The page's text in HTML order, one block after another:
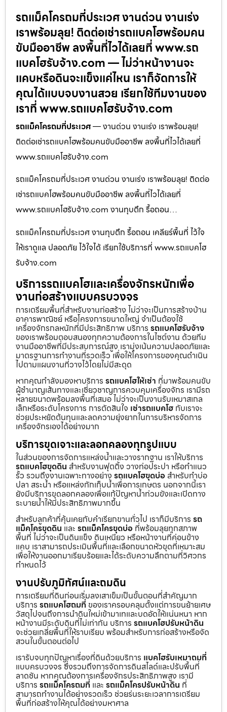
รถแม็คโครถมที่ประเวศ งานด่วน งานเร่ง
เราพร้อมลุย! ติดต่อเช่ารถแบคโฮพร้อมคน
ขับมืออาชีพ ลงพื้นที่ไวได้เลยที่ www.รถ
แบคโฮรับจ้าง.com — ไม่ว่าหน้างานจะ
แคบหรือดินจะแข็งแค่ไหน เราก็จัดการให้
คุณได้แบบจบงานสวย เรียกใช้ทีมงานของ
เราที่ www.รถแบคโฮรับจ้าง.com
รถแม็คโครถมที่ประเวศ— งานด่วน งานเร่ง เราพร้อมลุย!
ติดต่อเช่ารถแบคโฮพร้อมคนขับมืออาชีพ ลงพื้นที่ไวได้เลยที่
www.รถแบคโฮรับจ้าง.com
รถแม็คโครถมที่ประเวศ งานด่วน งานเร่ง เราพร้อมลุย! ติดต่อ
เช่ารถแบคโฮพร้อมคนขับมืออาชีพ ลงพื้นที่ไวได้เลยที่
www.รถแบคโฮรับจ้าง.com งานทุบตึก รื้อถอน…
รถแม็คโครถมที่ประเวศ งานทุบตึก รื้อถอน เคลียร์พื้นที่ ไว้ใจ
ให้เราดูแล ปลอดภัย ไว้ใจได้ เรียกใช้บริการที่ www.รถแบคโฮ
รับจ้าง.com
บริการรถแบคโฮและเครื่องจักรหนักเพื่อ
งานก่อสร้างแบบครบวงจร
การเตรียมพื้นที่สำหรับงานก่อสร้าง ไม่ว่าจะเป็นการสร้างบ้าน
อาคารพาณิชย์ หรือโครงการขนาดใหญ่ จำเป็นต้องใช้
เครื่องจักรกลหนักที่มีประสิทธิภาพ บริการ รถแบคโฮรับจ้าง
ของเราพร้อมตอบสนองทุกความต้องการในไซต์งาน ด้วยทีม
งานมืออาชีพที่มีประสบการณ์สูง เรามุ่งเน้นความปลอดภัยและ
มาตรฐานการทำงานที่รวดเร็ว เพื่อให้โครงการของคุณดำเนิน
ไปตามแผนงานที่วางไว้โดยไม่มีสะดุด
หากคุณกำลังมองหาบริการ รถแบคโฮให้เช่า ที่มาพร้อมคนขับ
ผู้ชำนาญเส้นทางและเชี่ยวชาญการควบคุมเครื่องจักร เรามีรถ
หลายขนาดพร้อมลงพื้นที่เสมอ ไม่ว่าจะเป็นงานรับเหมาสเกล
เล็กหรือระดับโครงการ การตัดสินใจ เช่ารถแบคโฮ กับเราจะ
ช่วยประหยัดต้นทุนและลดความยุ่งยากในการบริหารจัดการ
เครื่องจักรเองได้อย่างมาก
บริการขุดเจาะและลอกคลองทุกรูปแบบ
ในส่วนของการจัดการแหล่งน้ำและวางรากฐาน เราให้บริการ
รถแบคโฮขุดดิน สำหรับงานฟุตติ้ง วางท่อประปา หรือทำแนว
รั้ว รวมถึงงานเฉพาะทางอย่าง รถแบคโฮขุดบ่อ สำหรับทำบ่อ
ปลา สระน้ำ หรือแหล่งกักเก็บน้ำเพื่อการเกษตร นอกจากนี้เรา
ยังมีบริการขุดลอกคลองเพื่อแก้ปัญหาน้ำท่วมขังและเปิดทาง
ระบายน้ำให้มีประสิทธิภาพมากขึ้น
สำหรับลูกค้าที่คุ้นเคยกับคำเรียกขานทั่วไป เราก็มีบริการ รถ
แม็คโครขุดดิน และ รถแม็คโครขุดบ่อ ที่พร้อมลุยทุกสภาพ
พื้นที่ ไม่ว่าจะเป็นดินแข็ง ดินเหนียว หรือหน้างานที่ค่อนข้าง
แคบ เราสามารถประเมินพื้นที่และเลือกขนาดหัวขุดที่เหมาะสม
เพื่อให้งานออกมาเรียบร้อยและได้ระดับความลึกตามที่วิศวกร
กำหนดไว้
งานปรับภูมิทัศน์และถมดิน
การเตรียมที่ดินก่อนเริ่มลงเสาเข็มเป็นขั้นตอนที่สำคัญมาก
บริการ รถแบคโฮถมที่ ของเราครอบคลุมตั้งแต่การขนย้ายเศษ
วัสดุไปจนถึงการนำดินใหม่เข้ามาเทและบดอัดให้แน่นหนา หาก
หน้างานมีระดับดินที่ไม่เท่ากัน บริการ รถแบคโฮปรับหน้าดิน
จะช่วยเกลี่ยพื้นที่ให้ราบเรียบ พร้อมสำหรับการก่อสร้างหรือจัด
สวนในขั้นตอนต่อไป
เรารับจบทุกปัญหาเรื่องที่ดินด้วยบริการ แบคโฮรับเหมาถมที่
แบบครบวงจร ซึ่งรวมถึงการจัดการดินสไลด์และปรับพื้นที่
ลาดชัน หากคุณต้องการเครื่องจักรประสิทธิภาพสูง เรามี
บริการ รถแม็คโครถมที่ และ รถแม็คโครปรับหน้าดิน ที่
สามารถทำงานได้อย่างรวดเร็ว ช่วยร่นระยะเวลาการเตรียม
พื้นที่ก่อสร้างให้คุณได้อย่างมหาศาล